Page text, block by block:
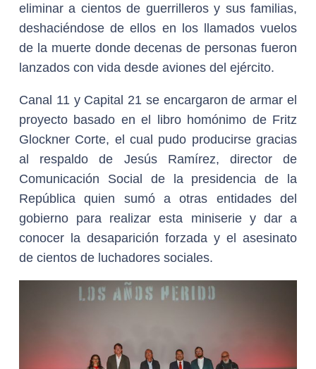
eliminar a cientos de guerrilleros y sus familias,
deshaciéndose de ellos en los llamados vuelos
de la muerte donde decenas de personas fueron
lanzados con vida desde aviones del ejército.
Canal 11 y Capital 21 se encargaron de armar el
proyecto basado en el libro homónimo de Fritz
Glockner Corte, el cual pudo producirse gracias
al respaldo de Jesús Ramírez, director de
Comunicación Social de la presidencia de la
República quien sumó a otras entidades del
gobierno para realizar esta miniserie y dar a
conocer la desaparición forzada y el asesinato
de cientos de luchadores sociales.